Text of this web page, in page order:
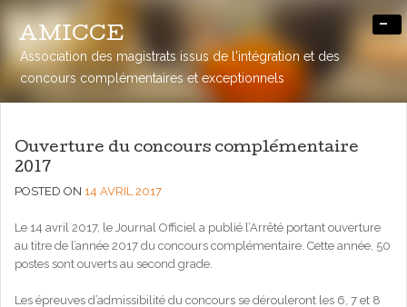
AMICCE
Association des magistrats issus de l'intégration et des
concours complémentaires et exceptionnels
-
Ouverture du concours complémentaire
2017
POSTED ON 14 AVRIL 2017
Le 14 avril 2017, le Journal Officiel a publié l’Arrêté portant ouverture
au titre de l’année 2017 du concours complémentaire. Cette année, 50
postes sont ouverts au second grade.
Les épreuves d’admissibilité du concours se dérouleront les 6, 7 et 8